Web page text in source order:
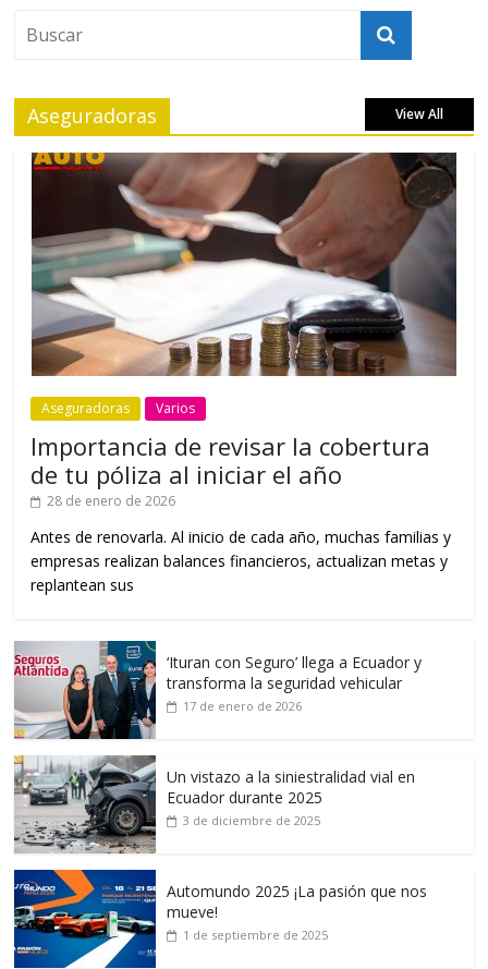
Aseguradoras View All
Aseguradoras Varios
Importancia de revisar la cobertura
de tu póliza al iniciar el año
28 de enero de 2026
Antes de renovarla. Al inicio de cada año, muchas familias y
empresas realizan balances financieros, actualizan metas y
replantean sus
‘Ituran con Seguro’ llega a Ecuador y
transforma la seguridad vehicular
17 de enero de 2026
Un vistazo a la siniestralidad vial en
Ecuador durante 2025
3 de diciembre de 2025
Automundo 2025 ¡La pasión que nos
mueve!
1 de septiembre de 2025